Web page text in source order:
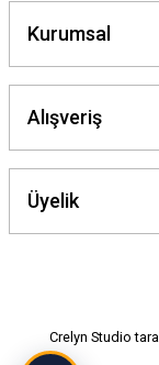
Kurumsal
Alışveriş
Üyelik
Crelyn Studio